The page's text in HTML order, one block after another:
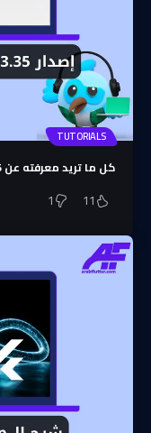
TUTORIALS
كل ما تريد معرفته عن Flutter 3.35 (أغسطس 2025)
11
1